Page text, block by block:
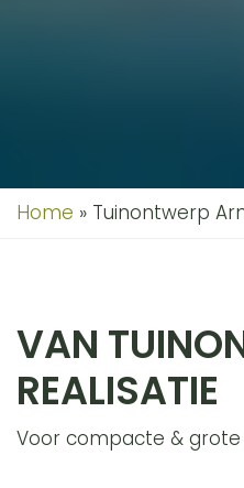
Home » Tuinontwerp
VAN
REALISATIE
Voor compacte &